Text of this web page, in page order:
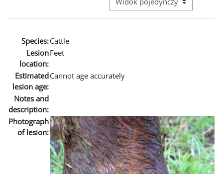
Przeglądanie: nawigacja
Species:Cattle
Lesion
location:
Feet
Estimated
lesion age:
Cannot age accurately
Notes and
description:
Photograph
of lesion: